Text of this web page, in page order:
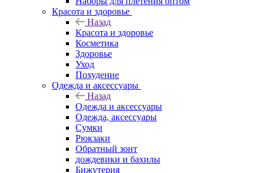
Красота и здоровье
Назад
Красота и здоровье
Косметика
Здоровье
Уход
Похудение
Одежда и аксессуары
Назад
Одежда и аксессуары
Одежда, аксессуары
Сумки
Рюкзаки
Обратный зонт
дождевики и бахилы
Бижутерия